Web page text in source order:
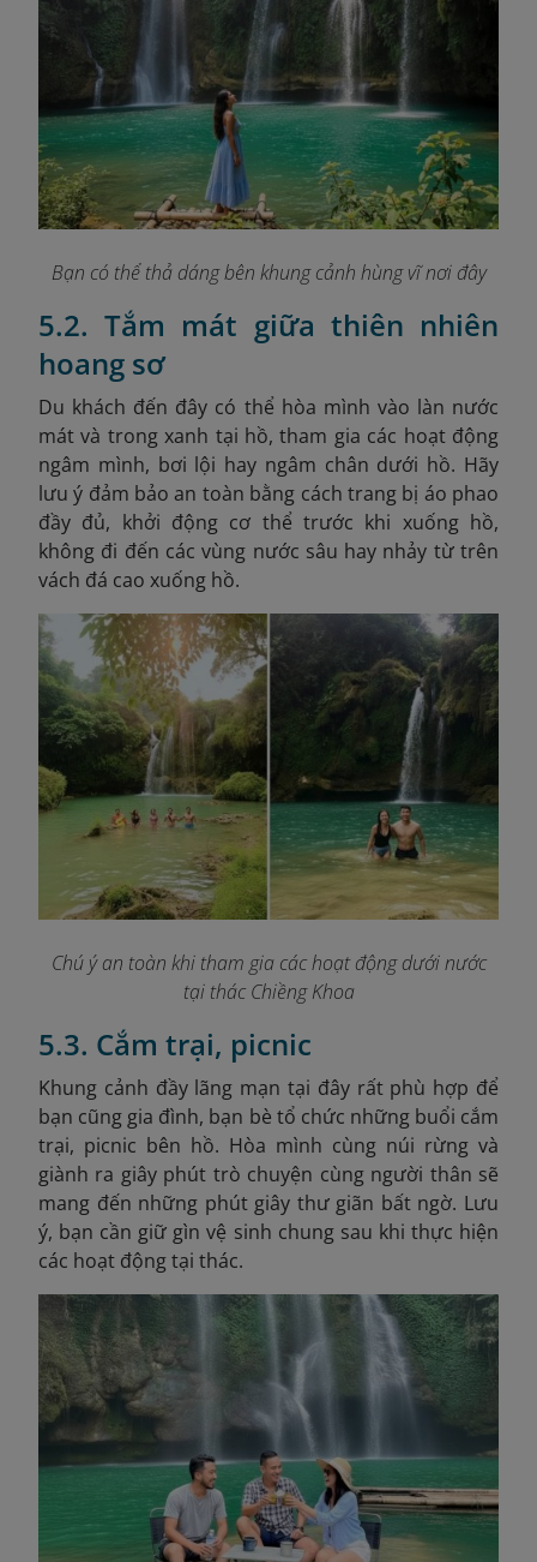
Bạn có thể thả dáng bên khung cảnh hùng vĩ nơi đây
5.2. Tắm mát giữa thiên nhiên
hoang sơ
Du khách đến đây có thể hòa mình vào làn nước
mát và trong xanh tại hồ, tham gia các hoạt động
ngâm mình, bơi lội hay ngâm chân dưới hồ. Hãy
lưu ý đảm bảo an toàn bằng cách trang bị áo phao
đầy đủ, khởi động cơ thể trước khi xuống hồ,
không đi đến các vùng nước sâu hay nhảy từ trên
vách đá cao xuống hồ.
Chú ý an toàn khi tham gia các hoạt động dưới nước
tại thác Chiềng Khoa
5.3. Cắm trại, picnic
Khung cảnh đầy lãng mạn tại đây rất phù hợp để
bạn cũng gia đình, bạn bè tổ chức những buổi cắm
trại, picnic bên hồ. Hòa mình cùng núi rừng và
giành ra giây phút trò chuyện cùng người thân sẽ
mang đến những phút giây thư giãn bất ngờ. Lưu
ý, bạn cần giữ gìn vệ sinh chung sau khi thực hiện
các hoạt động tại thác.